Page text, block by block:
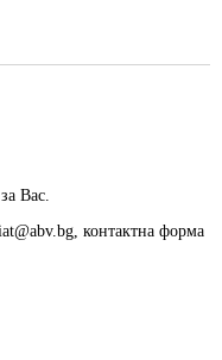
Вас.
контактна форма